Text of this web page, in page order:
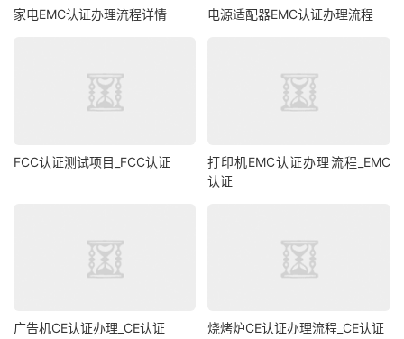
家电EMC认证办理流程详情 电源适配器EMC认证办理流程
FCC认证测试项目_FCC认证
打印机EMC认证办理流程_EMC
认证
广告机CE认证办理_CE认证 烧烤炉CE认证办理流程_CE认证